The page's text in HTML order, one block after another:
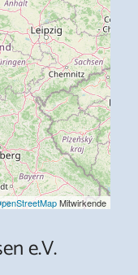
Mitwirkende
e.V.